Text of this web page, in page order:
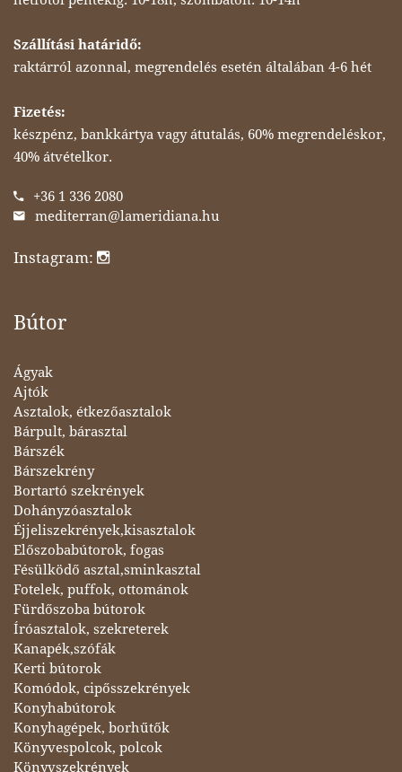
Szállítási határidő:
raktárról azonnal, megrendelés esetén általában 4-6 hét
Fizetés:
készpénz, bankkártya vagy átutalás, 60% megrendeléskor,
40% átvételkor.
+36 1 336 2080
mediterran@lameridiana.hu
Instagram:
Bútor
Ágyak
Ajtók
Asztalok, étkezőasztalok
Bárpult, bárasztal
Bárszék
Bárszekrény
Bortartó szekrények
Dohányzóasztalok
Éjjeliszekrények,kisasztalok
Előszobabútorok, fogas
Fésülködő asztal,sminkasztal
Fotelek, puffok, ottománok
Fürdőszoba bútorok
Íróasztalok, szekreterek
Kanapék,szófák
Kerti bútorok
Komódok, cipősszekrények
Konyhabútorok
Konyhagépek, borhűtők
Könyvespolcok, polcok
Könyvszekrények